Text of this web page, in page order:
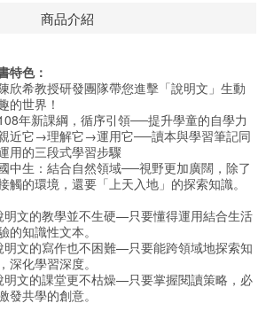
商品介紹
特色：
欣希教授研發團隊帶您進擊「說明文」生動
的世界！
年新課綱，循序引領──提升學童的自學力
近它→理解它→運用它──讀本與學習筆記同
用的三段式學習步驟
中生：結合自然領域──視野更加廣闊，除了
觸的環境，還要「上天入地」的探索知識。
明文的教學並不生硬—只要懂得運用結合生活
的知識性文本。
明文的寫作也不困難—只要能跨領域地探索知
深化學習深度。
明文的課堂更不枯燥—只要掌握閱讀策略，必
發共學的創意。